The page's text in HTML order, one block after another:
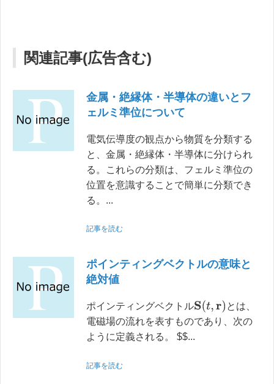
関連記事(広告含む)
金属・絶縁体・半導体の違いとフ
ェルミ準位について
電気伝導度の観点から物質を分類する
と、金属・絶縁体・半導体に分けられ
る。これらの分類は、フェルミ準位の
位置を意識することで簡単に分類でき
る。...
記事を読む
ポインティングベクトルの意味と
絶対値
ポインティングベクトルS(t,r)
とは、
電磁場の流れを表すものであり、次の
ように定義される。 $$...
記事を読む